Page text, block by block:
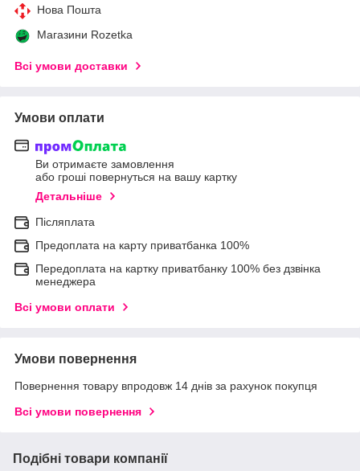
Нова Пошта
Магазини Rozetka
Всі умови доставки
Умови оплати
Ви отримаєте замовлення
або гроші повернуться на вашу картку
Детальніше
Післяплата
Предоплата на карту приватбанка 100%
Передоплата на картку приватбанку 100% без дзвінка
менеджера
Всі умови оплати
Умови повернення
Повернення товару впродовж 14 днів за рахунок покупця
Всі умови повернення
Подібні товари компанії